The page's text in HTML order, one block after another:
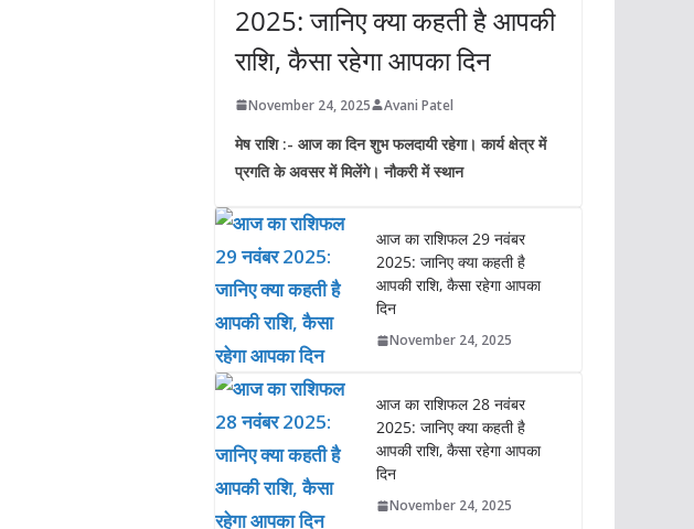
2025: जानिए क्या कहती है आपकी
राशि, कैसा रहेगा आपका दिन
November 24, 2025 Avani Patel
मेष राशि :- आज का दिन शुभ फलदायी रहेगा। कार्य क्षेत्र में
प्रगति के अवसर में मिलेंगे। नौकरी में स्थान
आज का राशिफल 29 नवंबर
2025: जानिए क्या कहती है
आपकी राशि, कैसा रहेगा आपका
दिन
November 24, 2025
आज का राशिफल 28 नवंबर
2025: जानिए क्या कहती है
आपकी राशि, कैसा रहेगा आपका
दिन
November 24, 2025